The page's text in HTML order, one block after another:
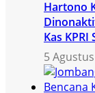
Hartono
Kas KPRI
5